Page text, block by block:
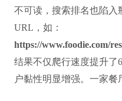
不可读，搜索排名也陷入
URL，如：
https://www.foodie.com/
结果不仅爬行速度提升了
户黏性明显增强。一家餐